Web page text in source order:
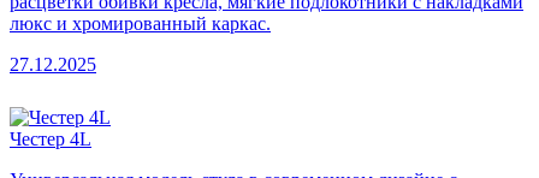
люкс и хромированный каркас.
27.12.2025
Честер 4L